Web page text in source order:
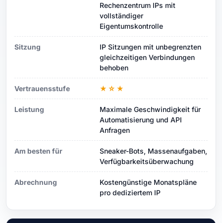
Rechenzentrum IPs mit
vollständiger
Eigentumskontrolle
Sitzung
IP Sitzungen mit unbegrenzten
gleichzeitigen Verbindungen
behoben
Vertrauensstufe ★☆★
Leistung
Maximale Geschwindigkeit für
Automatisierung und API
Anfragen
Am besten für
Sneaker-Bots, Massenaufgaben,
Verfügbarkeitsüberwachung
Abrechnung
Kostengünstige Monatspläne
pro dediziertem IP